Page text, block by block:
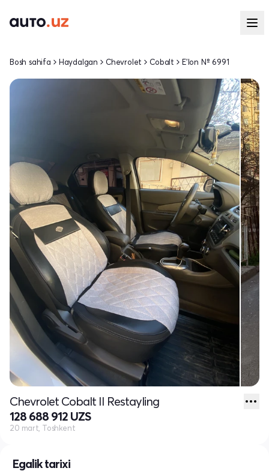
Egalik tarixi
Bosh sahifa Haydalgan Chevrolet Cobalt E'lon № 6991
Chevrolet Cobalt II Restayling
128 688 912 UZS
20 mart, Toshkent